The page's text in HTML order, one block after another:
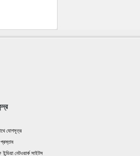
যোগসূত্র
প্রস্তাব
নেটওয়ার্ক সাইটস